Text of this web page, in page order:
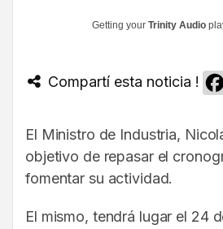
Getting your Trinity Audio
Compartí esta noticia !
El Ministro de Industria,
objetivo de repasar el
fomentar su actividad.
El mismo, tendrá lugar el 24